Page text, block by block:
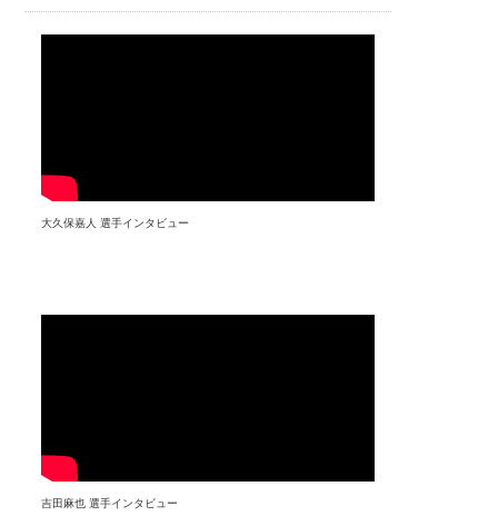
大久保嘉人 選手インタビュー
吉田麻也 選手インタビュー